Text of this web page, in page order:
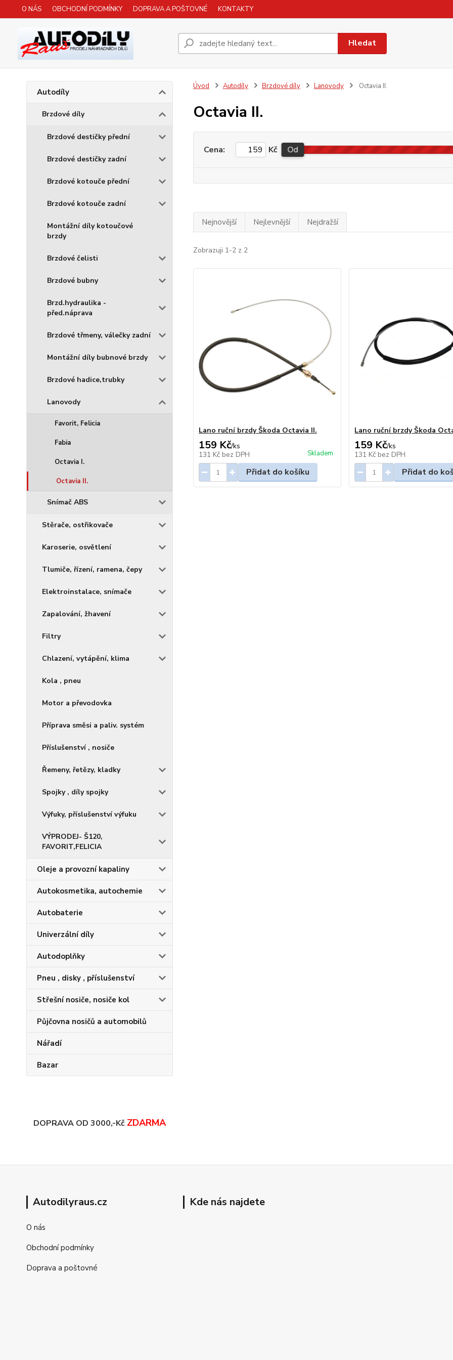
O NÁS OBCHODNÍ PODMÍNKY DOPRAVA A POŠTOVNÉ KONTAKTY
Hledat
Autodíly
Brzdové díly
Brzdové destičky přední
Brzdové destičky zadní
Brzdové kotouče přední
Brzdové kotouče zadní
Montážní díly kotoučové
brzdy
Brzdové čelisti
Brzdové bubny
Brzd.hydraulika -
před.náprava
Brzdové třmeny, válečky zadní
Montážní díly bubnové brzdy
Brzdové hadice,trubky
Lanovody
Favorit, Felicia
Fabia
Octavia I.
Octavia II.
Snímač ABS
Stěrače, ostřikovače
Karoserie, osvětlení
Tlumiče, řízení, ramena, čepy
Elektroinstalace, snímače
Zapalování, žhavení
Filtry
Chlazení, vytápění, klima
Kola , pneu
Motor a převodovka
Příprava směsi a paliv. systém
Příslušenství , nosiče
Řemeny, řetězy, kladky
Spojky , díly spojky
Výfuky, příslušenství výfuku
VÝPRODEJ- Š120,
FAVORIT,FELICIA
Oleje a provozní kapaliny
Autokosmetika, autochemie
Autobaterie
Univerzální díly
Autodoplňky
Pneu , disky , příslušenství
Střešní nosiče, nosiče kol
Půjčovna nosičů a automobilů
Nářadí
Bazar
DOPRAVA OD 3000,-Kč ZDARMA
Úvod Autodíly Brzdové díly Lanovody Octavia II.
Octavia II.
Cena: Kč Od
Nejnovější Nejlevnější Nejdražší
Zobrazuji 1-2 z 2
Lano ruční brzdy Škoda Octavia II.
159 Kč/ks
131 Kč bez DPH Skladem
Přidat do košíku
Lano ruční brzdy Škoda
159 Kč/ks
131 Kč bez DPH
Přidat do
Autodilyraus.cz
O nás
Obchodní podmínky
Doprava a poštovné
Kde nás najdete